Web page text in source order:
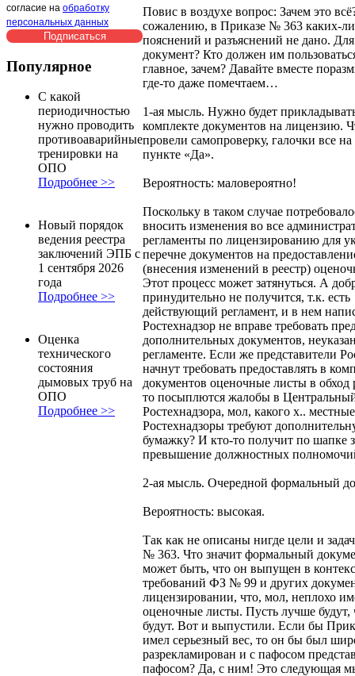
согласие на обработку
персональных данных
Популярное
С какой
периодичностью
нужно проводить
противоаварийные
тренировки на
ОПО
Подробнее >>
Новый порядок
ведения реестра
заключений ЭПБ с
1 сентября 2026
года
Подробнее >>
Оценка
технического
состояния
дымовых труб на
ОПО
Подробнее >>
Повис в воздухе вопрос: Зачем это
сожалению, в Приказе № 363 каких-
пояснений и разъяснений не дано. Для
документ? Кто должен им
главное, зачем? Давайте вместе
где-то даже помечтаем…
1-ая мысль. Нужно будет
комплекте документов на лицензию.
провели самопроверку, галочки все на
пункте «Да».
Вероятность: маловероятно!
Поскольку в таком случае
вносить изменения во все
регламенты по лицензированию для
перечне документов на
(внесения изменений в реестр)
Этот процесс может затянуться. А
принудительно не получится, т.к. есть
действующий регламент, и в нем
Ростехнадзор не вправе требовать
дополнительных документов,
регламенте. Если же представители
начнут требовать предоставлять в
документов оценочные листы в обход
то посыплются жалобы в
Ростехнадзора, мол, какого х.. местные
Ростехнадзоры требуют
бумажку? И кто-то получит по шапке
превышение должностных
2-ая мысль. Очередной формальный
Вероятность: высокая.
Так как не описаны нигде цели и
№ 363. Что значит формальный
может быть, что он выпущен в
требований ФЗ № 99 и других
лицензировании, что, мол, неплохо
оценочные листы. Пусть лучше будут,
будут. Вот и выпустили. Если бы
имел серьезный вес, то он бы был
разрекламирован и с пафосом
пафосом? Да, с ним! Это следующая